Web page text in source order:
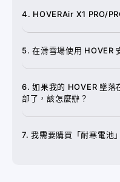
4. HOVERAir X1 PRO/
5. 在滑雪場使用 HOVER
6. 如果我的 HOVER 墜落
部了，該怎麼辦？
7. 我需要購買「耐寒電池